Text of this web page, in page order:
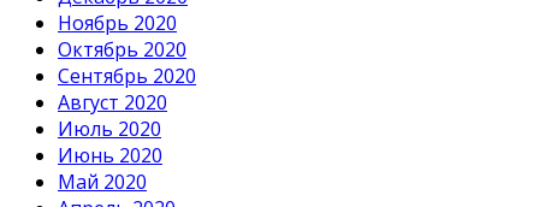
Ноябрь 2020
Октябрь 2020
Сентябрь 2020
Август 2020
Июль 2020
Июнь 2020
Май 2020